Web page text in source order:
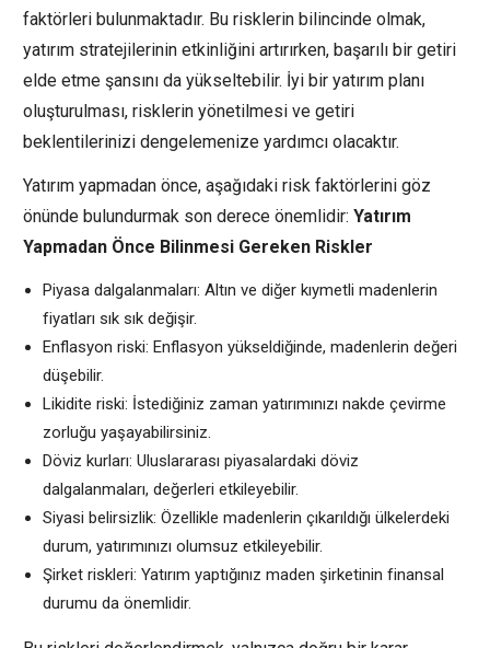
faktörleri bulunmaktadır. Bu risklerin bilincinde olmak,
yatırım stratejilerinin etkinliğini artırırken, başarılı bir getiri
elde etme şansını da yükseltebilir. İyi bir yatırım planı
oluşturulması, risklerin yönetilmesi ve getiri
beklentilerinizi dengelemenize yardımcı olacaktır.
Yatırım yapmadan önce, aşağıdaki risk faktörlerini göz
önünde bulundurmak son derece önemlidir: Yatırım
Yapmadan Önce Bilinmesi Gereken Riskler
Piyasa dalgalanmaları: Altın ve diğer kıymetli madenlerin
fiyatları sık sık değişir.
Enflasyon riski: Enflasyon yükseldiğinde, madenlerin değeri
düşebilir.
Likidite riski: İstediğiniz zaman yatırımınızı nakde çevirme
zorluğu yaşayabilirsiniz.
Döviz kurları: Uluslararası piyasalardaki döviz
dalgalanmaları, değerleri etkileyebilir.
Siyasi belirsizlik: Özellikle madenlerin çıkarıldığı ülkelerdeki
durum, yatırımınızı olumsuz etkileyebilir.
Şirket riskleri: Yatırım yaptığınız maden şirketinin finansal
durumu da önemlidir.